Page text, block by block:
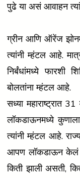
पुढे या असं आवाहन
ग्रीन आणि ऑरेंज
त्यांनी म्हंटल आहे.
निर्बंधांमध्ये फारशी
बोलतांना म्हंटल आहे.
सध्या महाराष्ट्रात
लॉकडाऊनमध्ये
त्यांनी म्हंटल आहे.
आपण लॉकडाऊन केलं
किती झाली असती,